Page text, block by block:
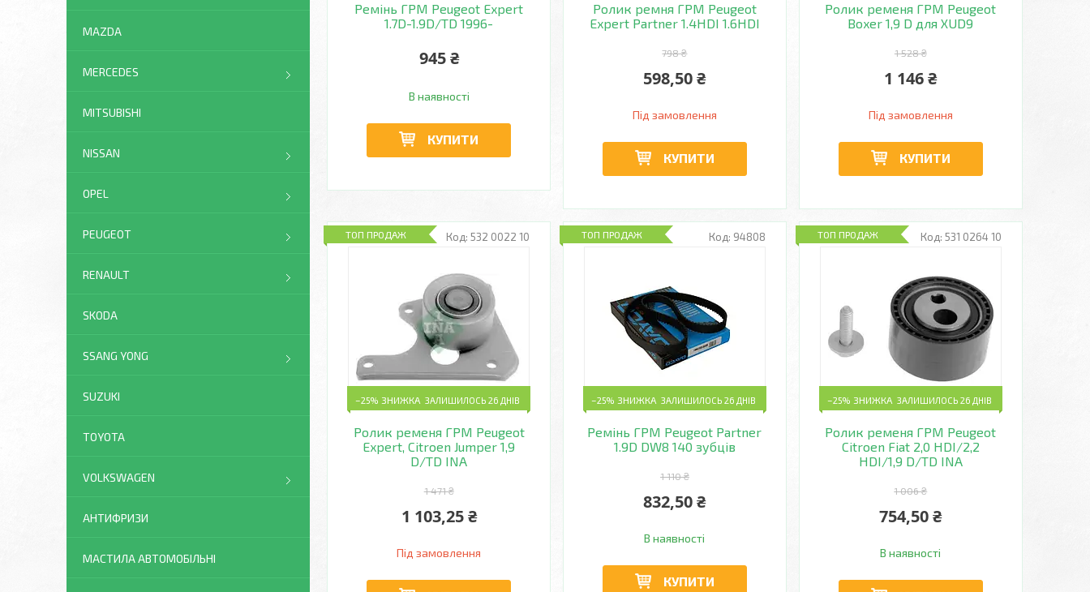
Ремінь ГРМ Peugeot Expert
1.7D-1.9D/TD 1996-
945 ₴
В наявності
КУПИТИ
Ролик ремня ГРМ Peugeot
Expert Partner 1.4HDI 1.6HDI
798 ₴
598,50 ₴
Під замовлення
КУПИТИ
Ролик ременя ГРМ Peugeot
Boxer 1,9 D для XUD9
1 528 ₴
1 146 ₴
Під замовлення
КУПИТИ
532 0022 10
ТОП ПРОДАЖ
–25% ЗАЛИШИЛОСЬ 26 ДНІВ
Ролик ременя ГРМ Peugeot
Expert, Citroen Jumper 1,9
D/TD INA
1 471 ₴
1 103,25 ₴
Під замовлення
94808
ТОП ПРОДАЖ
–25% ЗАЛИШИЛОСЬ 26 ДНІВ
Ремінь ГРМ Peugeot Partner
1.9D DW8 140 зубців
1 110 ₴
832,50 ₴
В наявності
КУПИТИ
531 0264 10
ТОП ПРОДАЖ
–25% ЗАЛИШИЛОСЬ 26 ДНІВ
Ролик ременя ГРМ Peugeot
Citroen Fiat 2,0 HDI/2,2
HDI/1,9 D/TD INA
1 006 ₴
754,50 ₴
В наявності
MAZDA
MERCEDES
MITSUBISHI
NISSAN
OPEL
PEUGEOT
RENAULT
SKODA
SSANG YONG
SUZUKI
TOYOTA
VOLKSWAGEN
АНТИФРИЗИ
МАСТИЛА АВТОМОБІЛЬНІ